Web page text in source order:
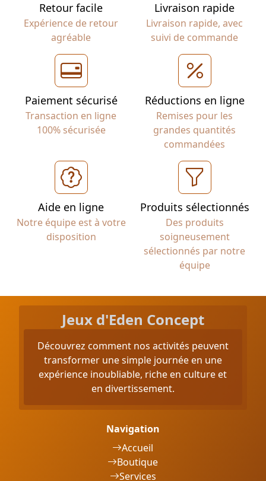
Retour facile
Expérience de retour
agréable
Livraison rapide
Livraison rapide, avec
suivi de commande
Paiement sécurisé
Transaction en ligne
100% sécurisée
Réductions en ligne
Remises pour les
grandes quantités
commandées
Aide en ligne
Notre équipe est à votre
disposition
Produits sélectionnés
Des produits
soigneusement
sélectionnés par notre
équipe
Jeux d'Eden Concept
Découvrez comment nos activités peuvent
transformer une simple journée en une
expérience inoubliable, riche en culture et
en divertissement.
Navigation
Accueil
Boutique
Services